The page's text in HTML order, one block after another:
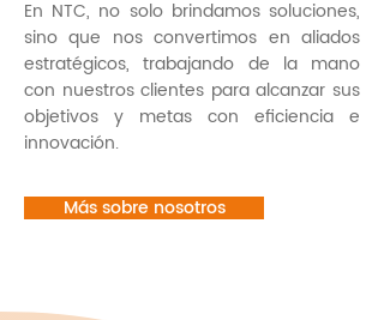
En NTC, no solo brindamos soluciones,
sino que nos convertimos en aliados
estratégicos, trabajando de la mano
con nuestros clientes para alcanzar sus
objetivos y metas con eficiencia e
innovación.
Más sobre nosotros